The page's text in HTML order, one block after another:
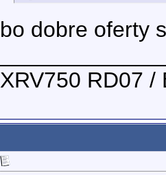
bo dobre oferty
XRV750 RD07 /